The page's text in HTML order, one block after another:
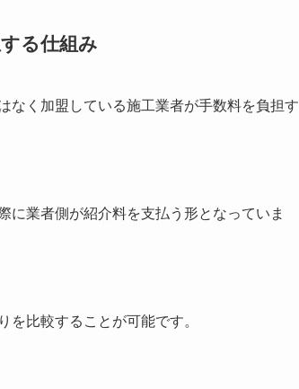
る仕組み
なく加盟している施工業者が手数料を負担す
に業者側が紹介料を支払う形となっていま
を比較することが可能です。